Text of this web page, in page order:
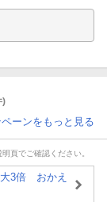
)
ーンをもっと見る
頁でご確認ください。
大3倍 おかえ